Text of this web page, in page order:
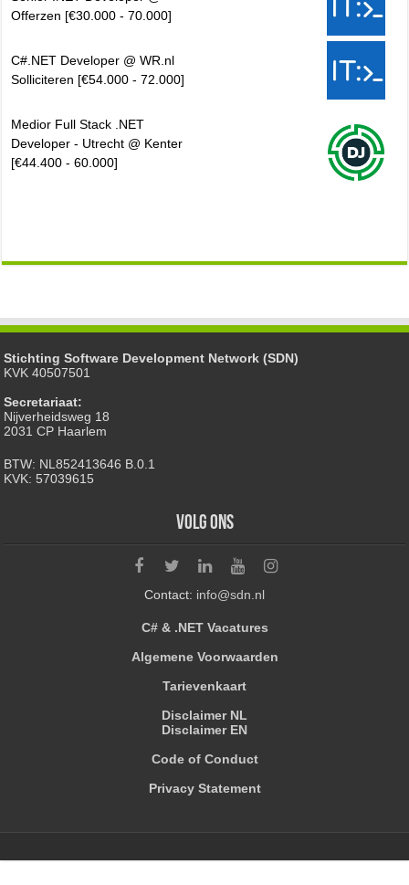
Offerzen [€30.000 - 70.000]
C#.NET Developer @ WR.nl
Solliciteren [€54.000 - 72.000]
Medior Full Stack .NET
Developer - Utrecht @ Kenter
[€44.400 - 60.000]
Stichting Software Development Network (SDN)
KVK 40507501
Secretariaat:
Nijverheidsweg 18
2031 CP Haarlem
BTW: NL852413646 B.0.1
KVK: 57039615
Volg ons
Contact: info@sdn.nl
C# & .NET Vacatures
Algemene Voorwaarden
Tarievenkaart
Disclaimer NL
Disclaimer EN
Code of Conduct
Privacy Statement